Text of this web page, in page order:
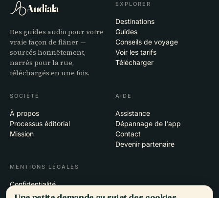
Audiala
Des guides audio pour votre
vraie façon de flâner —
sourcés honnêtement,
narrés pour la rue,
téléchargés en une fois.
EXPLORER
Destinations
Guides
Conseils de voyage
Voir les tarifs
Télécharger
SOCIÉTÉ
À propos
Processus éditorial
Mission
AIDE
Assistance
Dépannage de l'app
Contact
Devenir partenaire
MENTIONS LÉGALES
Confidentialité
Conditions